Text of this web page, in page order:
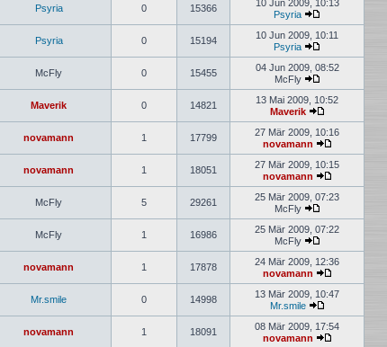
Psyria 0 15366
10 Jun 2009, 10:13
Psyria
Neuester
Beitrag
Psyria 0 15194
10 Jun 2009, 10:11
Psyria
Neuester
Beitrag
McFly 0 15455
04 Jun 2009, 08:52
McFly
Neuester
Beitrag
Maverik 0 14821
13 Mai 2009, 10:52
Maverik
Neuester
Beitrag
novamann 1 17799
27 Mär 2009, 10:16
novamann
Neuester
Beitrag
novamann 1 18051
27 Mär 2009, 10:15
novamann
Neuester
Beitrag
McFly 5 29261
25 Mär 2009, 07:23
McFly
Neuester
Beitrag
McFly 1 16986
25 Mär 2009, 07:22
McFly
Neuester
Beitrag
novamann 1 17878
24 Mär 2009, 12:36
novamann
Neuester
Beitrag
Mr.smile 0 14998
13 Mär 2009, 10:47
Mr.smile
Neuester
Beitrag
novamann 1 18091
08 Mär 2009, 17:54
novamann